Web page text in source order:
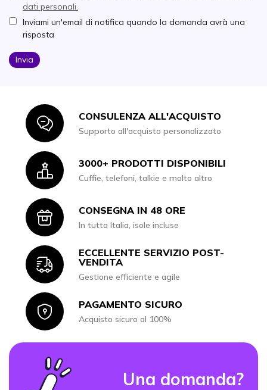
dati personali.
Inviami un'email di notifica quando la domanda avrà una
risposta
Invia
IconCONSULENZA ALL'ACQUISTO
Supporto all'acquisto personalizzato
Icon3000+ PRODOTTI DISPONIBILI
Cuffie, telefoni, talkie e molto altro
IconCONSEGNA IN 48 ORE
In tutta Italia, isole incluse
Icon
ECCELLENTE SERVIZIO POST-
VENDITA
Gestione efficiente e agile
IconPAGAMENTO SICURO
Acquisto sicuro al 100%
Una domanda?